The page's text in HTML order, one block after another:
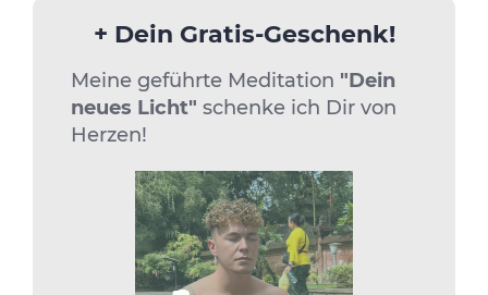
+ Dein Gratis-Geschenk!
Meine geführte Meditation "Dein
neues Licht" schenke ich Dir von
Herzen!